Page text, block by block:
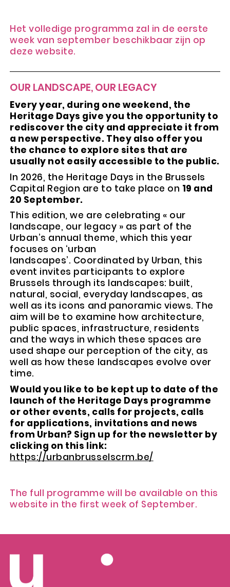
Het volledige programma zal in de eerste
week van september beschikbaar zijn op
deze website.
OUR LANDSCAPE, OUR LEGACY
Every year, during one weekend, the
Heritage Days give you the opportunity to
rediscover the city and appreciate it from
a new perspective. They also offer you
the chance to explore sites that are
usually not easily accessible to the public.
In 2026, the Heritage Days in the Brussels
Capital Region are to take place on 19 and
20 September.
This edition, we are celebrating « our
landscape, our legacy » as part of the
Urban’s annual theme, which this year
focuses on ‘urban
landscapes’. Coordinated by Urban, this
event invites participants to explore
Brussels through its landscapes: built,
natural, social, everyday landscapes, as
well as its icons and panoramic views. The
aim will be to examine how architecture,
public spaces, infrastructure, residents
and the ways in which these spaces are
used shape our perception of the city, as
well as how these landscapes evolve over
time.
Would you like to be kept up to date of the
launch of the Heritage Days programme
or other events, calls for projects, calls
for applications, invitations and news
from Urban? Sign up for the newsletter by
clicking on this link:
https://urbanbrusselscrm.be/
The full programme will be available on this
website in the first week of September.